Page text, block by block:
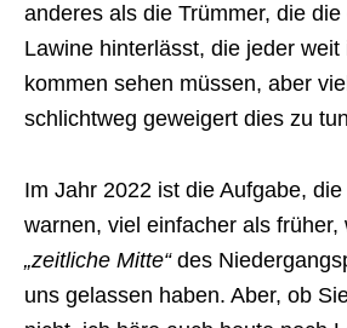
anderes als die Trümmer, die
Lawine hinterlässt, die jeder weit
kommen sehen müssen, aber
schlichtweg geweigert dies zu
Im Jahr 2022 ist die Aufgabe,
warnen, viel einfacher als früher,
„zeitliche Mitte“des
uns gelassen haben. Aber, ob